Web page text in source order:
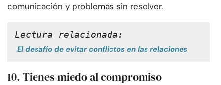
comunicación y problemas sin resolver.
Lectura relacionada:
El desafío de evitar conflictos en las relaciones
10. Tienes miedo al compromiso